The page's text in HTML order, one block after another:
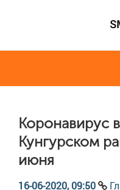
Коронавирус
Кунгурском
июня
16-06-2020, 09:50